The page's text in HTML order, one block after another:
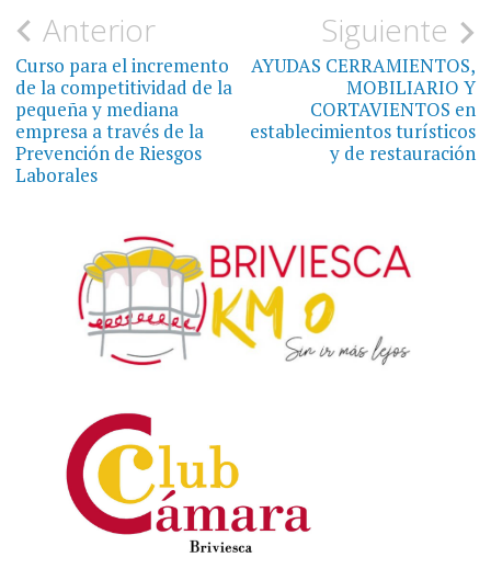
Navegación
de
entradas
Anterior
Curso para el incremento
de la competitividad de la
pequeña y mediana
empresa a través de la
Prevención de Riesgos
Laborales
Siguiente
AYUDAS CERRAMIENTOS,
MOBILIARIO Y
CORTAVIENTOS en
establecimientos turísticos
y de restauración